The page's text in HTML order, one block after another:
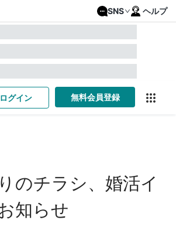
SNS ヘルプ
ログイン 無料会員登録
のチラシ、婚活イ
知らせ